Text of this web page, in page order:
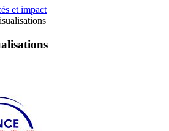
et impact